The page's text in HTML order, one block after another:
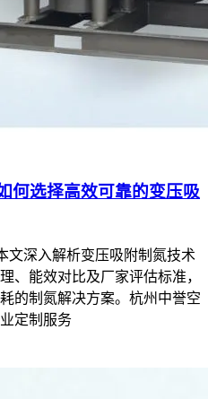
何选择高效可靠的变压吸
文深入解析变压吸附制氮技术
、能效对比及厂家评估标准，
的制氮解决方案。杭州中誉空
定制服务